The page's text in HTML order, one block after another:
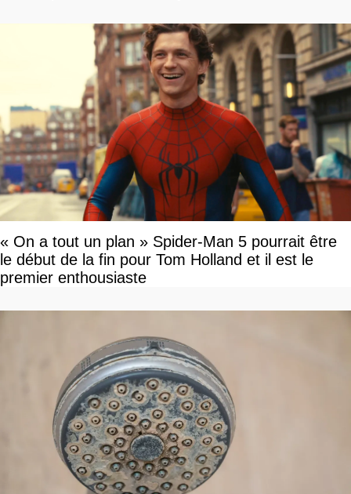
« On a tout un plan » Spider-Man 5 pourrait être
le début de la fin pour Tom Holland et il est le
premier enthousiaste